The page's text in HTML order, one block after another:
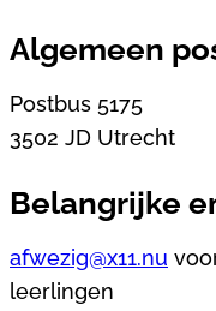
Algemeen
Postbus 5175
3502 JD Utrecht
Belangrijke
afwezig@x11.nu
leerlingen